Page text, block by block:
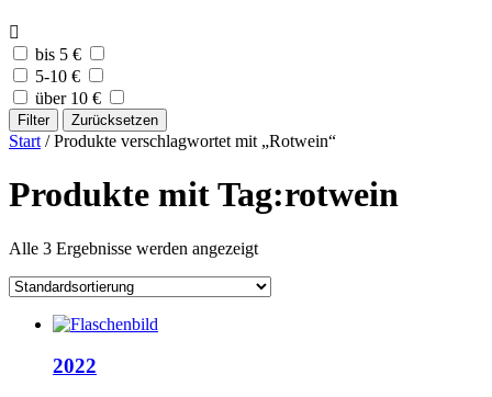
bis 5 €
5-10 €
über 10 €
Filter Zurücksetzen
Start / Produkte verschlagwortet mit „Rotwein“
Produkte mit Tag:rotwein
Alle 3 Ergebnisse werden angezeigt
2022